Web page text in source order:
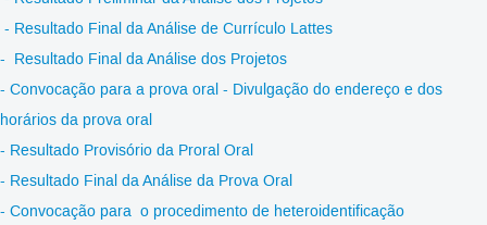
- Resultado Final da Análise de Currículo Lattes
- Resultado Final da Análise dos Projetos
- Convocação para a prova oral - Divulgação do endereço e dos
horários da prova oral
- Resultado Provisório da Proral Oral
- Resultado Final da Análise da Prova Oral
- Convocação para o procedimento de heteroidentificação